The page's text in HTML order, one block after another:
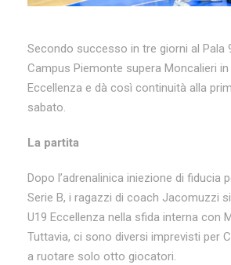
Secondo successo in tre giorni al Pala
Campus Piemonte supera Moncalieri in
Eccellenza e dà così continuità alla
sabato.
La partita
Dopo l’adrenalinica iniezione di fiducia
Serie B, i ragazzi di coach Jacomuzzi
U19 Eccellenza nella sfida interna con
Tuttavia, ci sono diversi imprevisti per
a ruotare solo otto giocatori.